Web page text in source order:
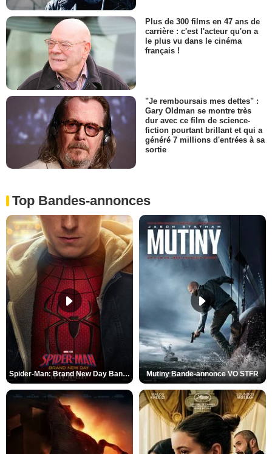
Plus de 300 films en 47 ans de
carrière : c'est l'acteur qu'on a
le plus vu dans le cinéma
français !
"Je remboursais mes dettes" :
Gary Oldman se montre très
dur avec ce film de science-
fiction pourtant brillant et qui a
généré 7 millions d'entrées à sa
sortie
Top Bandes-annonces
Spider-Man: Brand New Day Bande-annonce VO STFR Mutiny Bande-annonce VO STFR